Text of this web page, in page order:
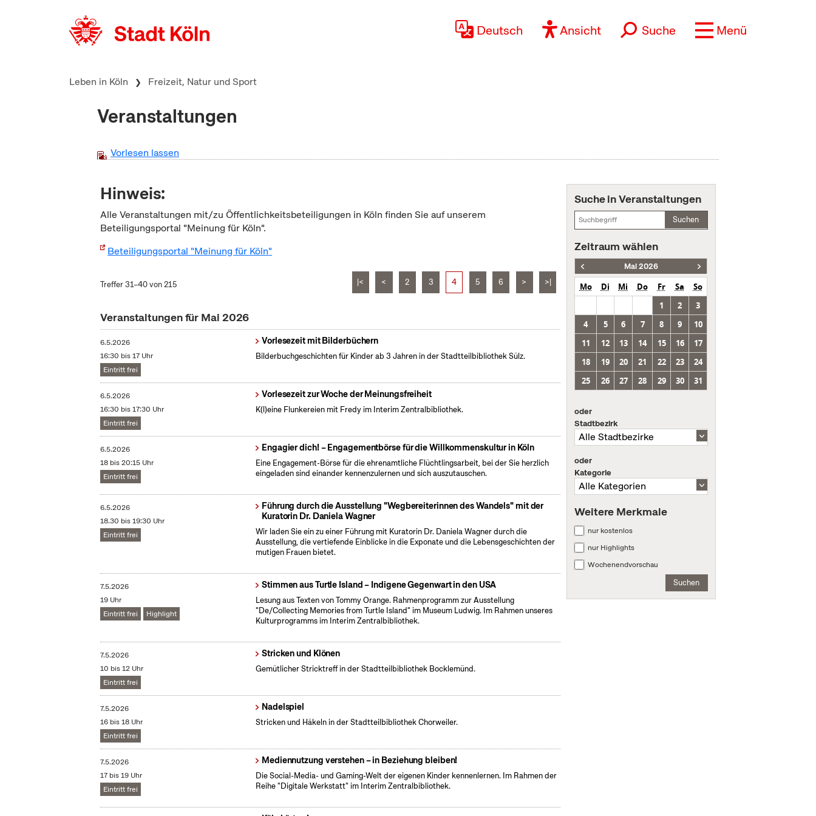
Deutsch Ansicht Suche Menü
Leben in Köln Freizeit, Natur und Sport
Veranstaltungen
Vorlesen lassen
Hinweis:
Alle Veranstaltungen mit/zu Öffentlichkeitsbeteiligungen in Köln finden Sie auf unserem
Beteiligungsportal "Meinung für Köln".
Beteiligungsportal "Meinung für Köln"
Treffer 31–40 von 215 |< < 2 3 4 5 6 > >|
Veranstaltungen für Mai 2026
6.5.2026
16:30 bis 17 Uhr
Eintritt frei
Vorlesezeit mit Bilderbüchern
Bilderbuchgeschichten für Kinder ab 3 Jahren in der Stadtteilbibliothek Sülz.
6.5.2026
16:30 bis 17:30 Uhr
Eintritt frei
Vorlesezeit zur Woche der Meinungsfreiheit
K(l)eine Flunkereien mit Fredy im Interim Zentralbibliothek.
6.5.2026
18 bis 20:15 Uhr
Eintritt frei
Engagier dich! – Engagementbörse für die Willkommenskultur in Köln
Eine Engagement-Börse für die ehrenamtliche Flüchtlingsarbeit, bei der Sie herzlich
eingeladen sind einander kennenzulernen und sich auszutauschen.
6.5.2026
18.30 bis 19:30 Uhr
Eintritt frei
Führung durch die Ausstellung "Wegbereiterinnen des Wandels" mit der
Kuratorin Dr. Daniela Wagner
Wir laden Sie ein zu einer Führung mit Kuratorin Dr. Daniela Wagner durch die
Ausstellung, die vertiefende Einblicke in die Exponate und die Lebensgeschichten der
mutigen Frauen bietet.
7.5.2026
19 Uhr
Eintritt frei
Highlight
Stimmen aus Turtle Island – Indigene Gegenwart in den USA
Lesung aus Texten von Tommy Orange. Rahmenprogramm zur Ausstellung
"De/Collecting Memories from Turtle Island" im Museum Ludwig. Im Rahmen unseres
Kulturprogramms im Interim Zentralbibliothek.
7.5.2026
10 bis 12 Uhr
Eintritt frei
Stricken und Klönen
Gemütlicher Stricktreff in der Stadtteilbibliothek Bocklemünd.
7.5.2026
16 bis 18 Uhr
Eintritt frei
Nadelspiel
Stricken und Häkeln in der Stadtteilbibliothek Chorweiler.
7.5.2026
17 bis 19 Uhr
Eintritt frei
Mediennutzung verstehen – in Beziehung bleiben!
Die Social-Media- und Gaming-Welt der eigenen Kinder kennenlernen. Im Rahmen der
Reihe "Digitale Werkstatt" im Interim Zentralbibliothek.
Suche in Veranstaltungen
Suchen
Zeitraum wählen
Mai 2026
Mo Di Mi Do Fr Sa
So
1
2
3
4
5 6 7 8 9
10
11
12 13 14 15 16
17
18
19 20 21 22 23
24
25
26 27 28 29 30 31
oder
Stadtbezirk
oder
Kategorie
Weitere Merkmale
nur kostenlos
nur Highlights
Wochenendvorschau
Suchen